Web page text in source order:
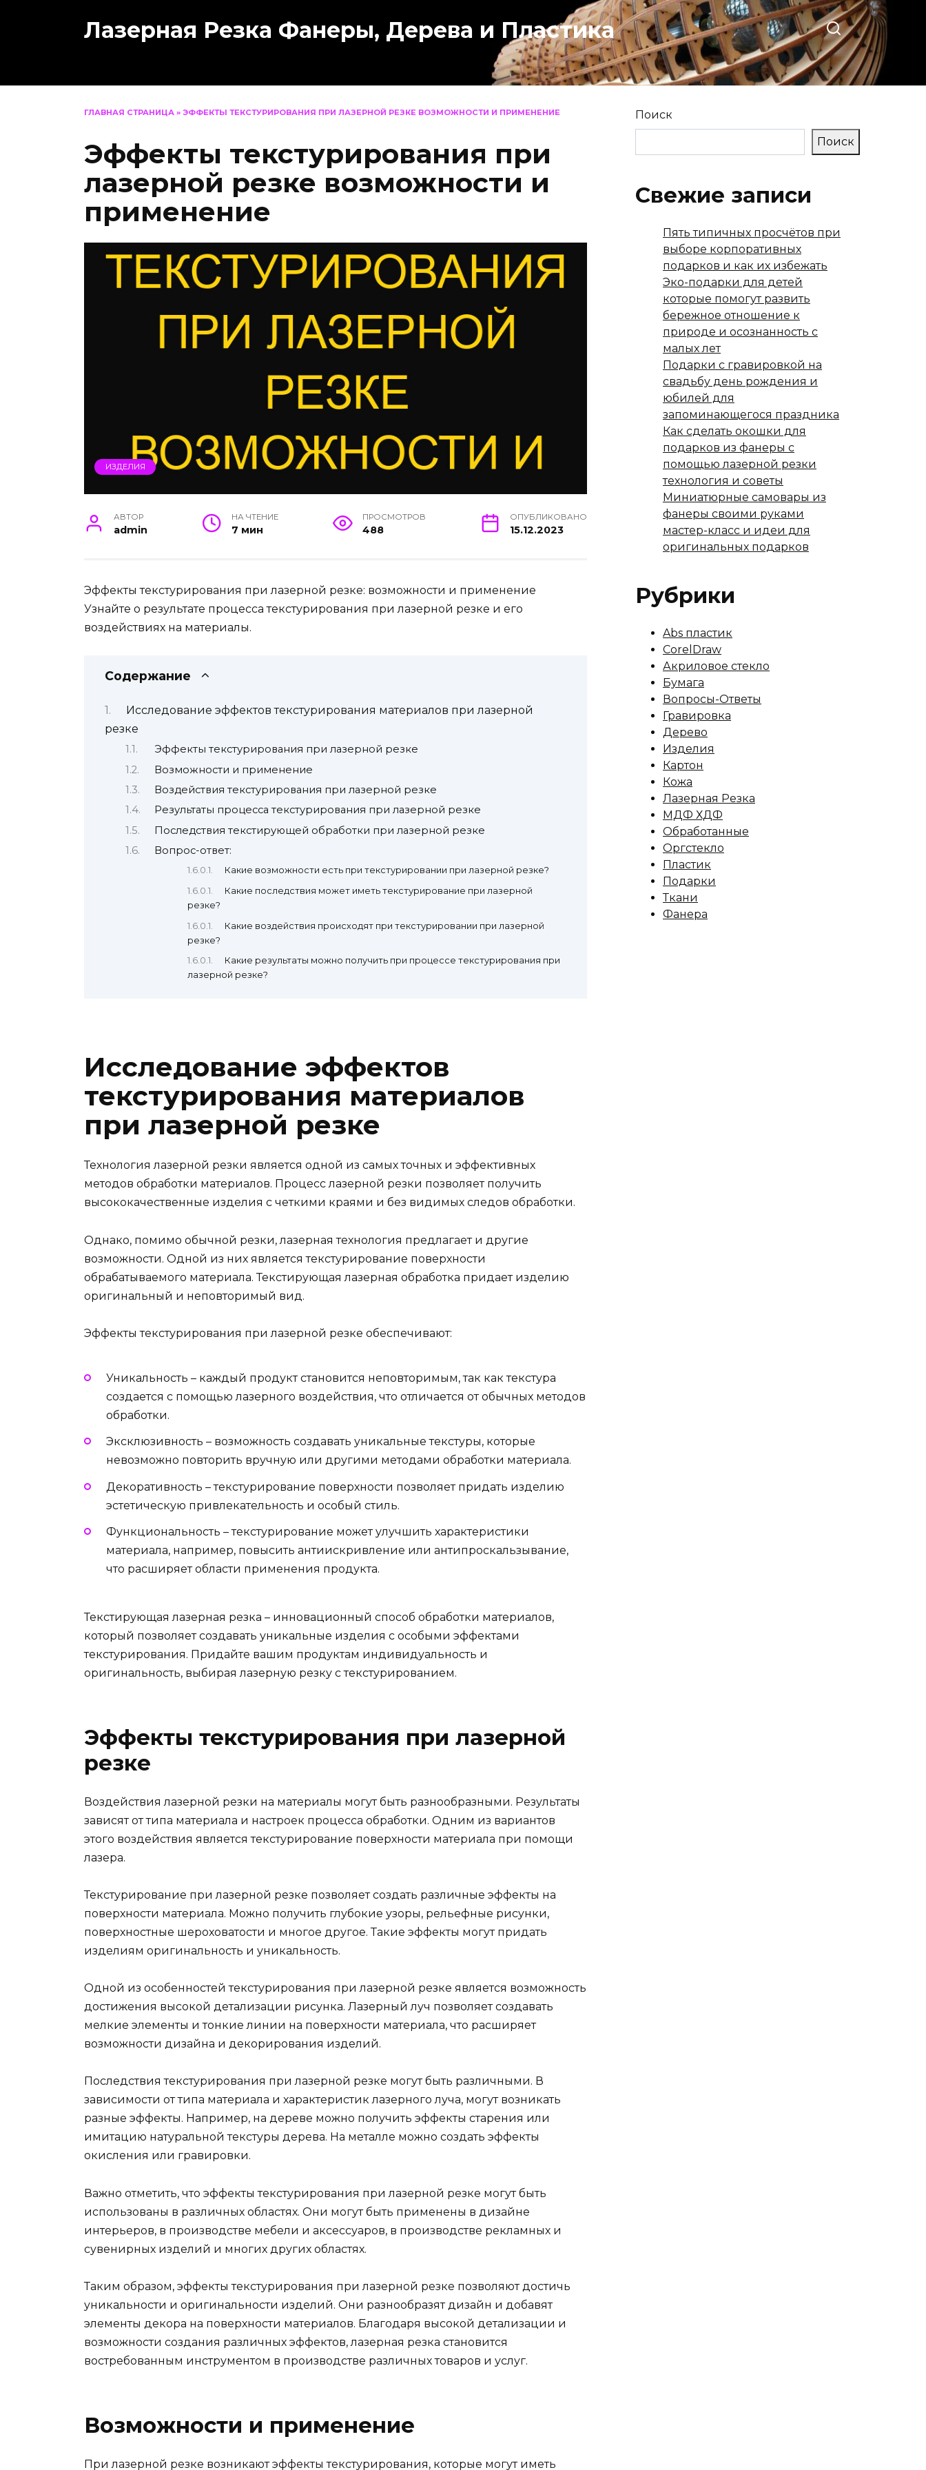
Лазерная Резка Фанеры, Дерева и Пластика
ГЛАВНАЯ СТРАНИЦА » ЭФФЕКТЫ ТЕКСТУРИРОВАНИЯ ПРИ ЛАЗЕРНОЙ РЕЗКЕ ВОЗМОЖНОСТИ И ПРИМЕНЕНИЕ
Эффекты текстурирования при
лазерной резке возможности и
применение
ИЗДЕЛИЯ
АВТОР
admin
НА ЧТЕНИЕ
7 мин
ПРОСМОТРОВ
488
ОПУБЛИКОВАНО
15.12.2023
Эффекты текстурирования при лазерной резке: возможности и применение
Узнайте о результате процесса текстурирования при лазерной резке и его
воздействиях на материалы.
Содержание
Исследование эффектов текстурирования материалов при лазерной
резке
Эффекты текстурирования при лазерной резке
Возможности и применение
Воздействия текстурирования при лазерной резке
Результаты процесса текстурирования при лазерной резке
Последствия текстирующей обработки при лазерной резке
Вопрос-ответ:
Какие возможности есть при текстурировании при лазерной резке?
Какие последствия может иметь текстурирование при лазерной
резке?
Какие воздействия происходят при текстурировании при лазерной
резке?
Какие результаты можно получить при процессе текстурирования при
лазерной резке?
Исследование эффектов
текстурирования материалов
при лазерной резке
Технология лазерной резки является одной из самых точных и эффективных
методов обработки материалов. Процесс лазерной резки позволяет получить
высококачественные изделия с четкими краями и без видимых следов обработки.
Однако, помимо обычной резки, лазерная технология предлагает и другие
возможности. Одной из них является текстурирование поверхности
обрабатываемого материала. Текстирующая лазерная обработка придает изделию
оригинальный и неповторимый вид.
Эффекты текстурирования при лазерной резке обеспечивают:
Уникальность – каждый продукт становится неповторимым, так как текстура
создается с помощью лазерного воздействия, что отличается от обычных методов
обработки.
Эксклюзивность – возможность создавать уникальные текстуры, которые
невозможно повторить вручную или другими методами обработки материала.
Декоративность – текстурирование поверхности позволяет придать изделию
эстетическую привлекательность и особый стиль.
Функциональность – текстурирование может улучшить характеристики
материала, например, повысить антиискривление или антипроскальзывание,
что расширяет области применения продукта.
Текстирующая лазерная резка – инновационный способ обработки материалов,
который позволяет создавать уникальные изделия с особыми эффектами
текстурирования. Придайте вашим продуктам индивидуальность и
оригинальность, выбирая лазерную резку с текстурированием.
Эффекты текстурирования при лазерной
резке
Воздействия лазерной резки на материалы могут быть разнообразными. Результаты
зависят от типа материала и настроек процесса обработки. Одним из вариантов
этого воздействия является текстурирование поверхности материала при помощи
лазера.
Текстурирование при лазерной резке позволяет создать различные эффекты на
поверхности материала. Можно получить глубокие узоры, рельефные рисунки,
поверхностные шероховатости и многое другое. Такие эффекты могут придать
изделиям оригинальность и уникальность.
Одной из особенностей текстурирования при лазерной резке является возможность
достижения высокой детализации рисунка. Лазерный луч позволяет создавать
мелкие элементы и тонкие линии на поверхности материала, что расширяет
возможности дизайна и декорирования изделий.
Последствия текстурирования при лазерной резке могут быть различными. В
зависимости от типа материала и характеристик лазерного луча, могут возникать
разные эффекты. Например, на дереве можно получить эффекты старения или
имитацию натуральной текстуры дерева. На металле можно создать эффекты
окисления или гравировки.
Важно отметить, что эффекты текстурирования при лазерной резке могут быть
использованы в различных областях. Они могут быть применены в дизайне
интерьеров, в производстве мебели и аксессуаров, в производстве рекламных и
сувенирных изделий и многих других областях.
Таким образом, эффекты текстурирования при лазерной резке позволяют достичь
уникальности и оригинальности изделий. Они разнообразят дизайн и добавят
элементы декора на поверхности материалов. Благодаря высокой детализации и
возможности создания различных эффектов, лазерная резка становится
востребованным инструментом в производстве различных товаров и услуг.
Возможности и применение
При лазерной резке возникают эффекты текстурирования, которые могут иметь
Поиск
Поиск
Свежие записи
Пять типичных просчётов при
выборе корпоративных
подарков и как их избежать
Эко-подарки для детей
которые помогут развить
бережное отношение к
природе и осознанность с
малых лет
Подарки с гравировкой на
свадьбу день рождения и
юбилей для
запоминающегося праздника
Как сделать окошки для
подарков из фанеры с
помощью лазерной резки
технология и советы
Миниатюрные самовары из
фанеры своими руками
мастер-класс и идеи для
оригинальных подарков
Рубрики
Abs пластик
CorelDraw
Акриловое стекло
Бумага
Вопросы-Ответы
Гравировка
Дерево
Изделия
Картон
Кожа
Лазерная Резка
МДФ ХДФ
Обработанные
Оргстекло
Пластик
Подарки
Ткани
Фанера